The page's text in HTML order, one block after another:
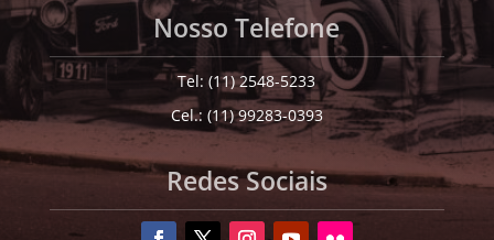
Nosso Telefone
Tel: (11) 2548-5233
Cel.: (11) 99283-0393
Redes Sociais